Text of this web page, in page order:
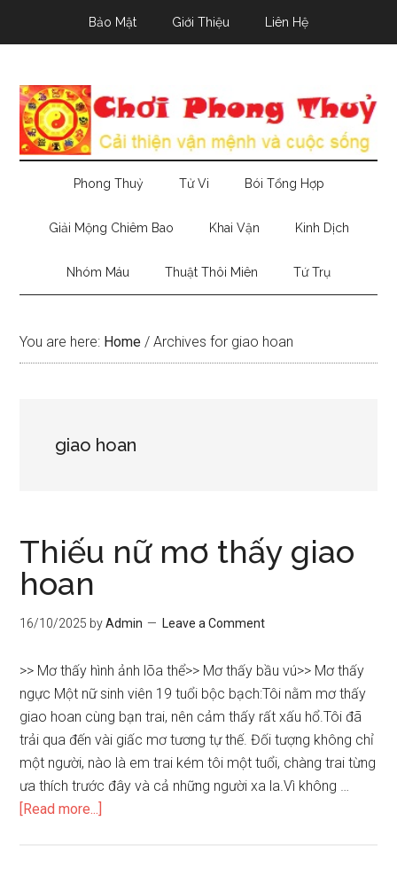
Bảo Mật Giới Thiệu Liên Hệ
Phong Thuỷ Tử Vi Bói Tổng Hợp
Giải Mộng Chiêm Bao Khai Vận Kinh Dịch
Nhóm Máu Thuật Thôi Miên Tứ Trụ
You are here: Home / Archives for giao hoan
giao hoan
Thiếu nữ mơ thấy giao
hoan
16/10/2025 byAdmin Leave a Comment
>> Mơ thấy hình ảnh lõa thể>> Mơ thấy bầu vú>> Mơ thấy
ngực Một nữ sinh viên 19 tuổi bộc bạch:Tôi nằm mơ thấy
giao hoan cùng bạn trai, nên cảm thấy rất xấu hổ.Tôi đã
trải qua đến vài giấc mơ tương tự thế. Đối tượng không chỉ
một người, nào là em trai kém tôi một tuổi, chàng trai từng
ưa thích trước đây và cả những người xa la.Vì không …
[Read more...]